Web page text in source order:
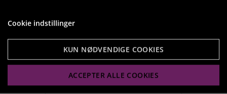
Cookie indstillinger
KUN NØDVENDIGE COOKIES
ACCEPTER ALLE COOKIES